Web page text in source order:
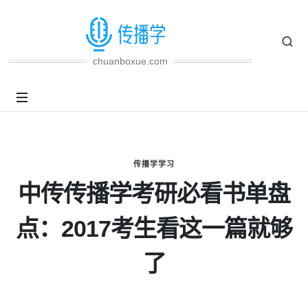
chuanboxue.com
传播学学习
中传传播学考研必看书单盘
点：2017考生看这一篇就够
了